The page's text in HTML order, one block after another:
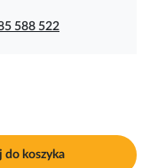
588 522
do koszyka